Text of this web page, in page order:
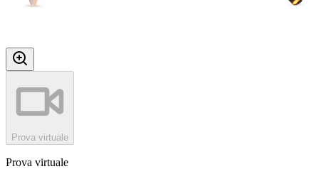
Prova virtuale
Prova virtuale